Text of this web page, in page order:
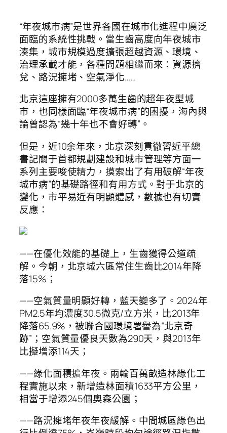
“年夜城市病”是世界各國在城市化進程中廣泛
面臨的系統性挑戰。當生齒高度向年夜城市
湊集，城市規模過度擴張超越資源、環境、
治理承載才能，各種問題相繼而來：資源擠
兌、路況擁堵、空氣淨化……
北京這座擁有2000多萬生齒的超年夜型城
市，也同樣面臨“年夜城市病”的困擾，海內輿
論曾認為“幾十年也不會好轉”。
但是，近10余年來，北京深刻貫徹習近平總
書記關于首都規劃建設和城市管理等方面一
系列主要唆使精力，摸索出了有用破解“年夜
城市病”的基礎路徑和有用方式。對于北京的
變化，市平易近有明顯體感，數據也有切實
反應：
——在優化效能的基礎上，生齒獲得公道疏
解。今朝，北京城六區常住生齒比2014年降
落15%；
——空氣質量明顯好轉，藍天變多了。2024年
PM2.5年均濃度30.5微克/立方米，比2013年
降落65.9%，被聯合國環境署譽為“北京奇
跡”；空氣質量優良天數為290天，與2013年
比擬增添114天；
——綠化面積擴年夜。兩輪百萬畝造林綠化工
程實施以來，新增造林面積1633平方公里，
相當于增添245個奧森公園；
——路況擁堵年夜年夜緩解。中間城區綠色出